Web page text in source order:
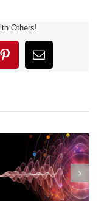
Others!
PinterestEmail
DR PETAR
MATRICE
– LEKOVITA MUZIKA